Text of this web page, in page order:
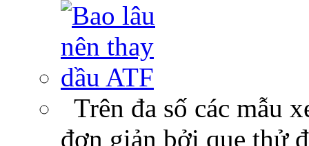
Trên đa số các mẫu
đơn giản bởi que thử